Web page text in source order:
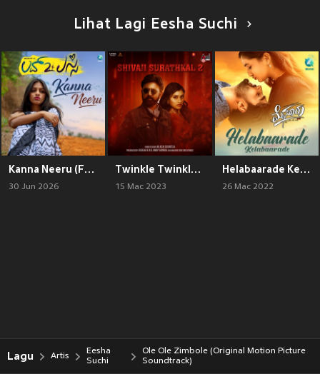
Lihat Lagi Eesha Suchi
Kanna Neeru (From "Love 2 Lassi")
30 Jun 2026
Twinkle Twinkle (From "Shivaji Surathkal 2")
15 Mac 2023
Helabaarade Kelabaarade (From "Mysuru")
26 Mac 2022
Lagu Artis
Eesha
Suchi
Ole Ole Zimbole (Original Motion Picture
Soundtrack)